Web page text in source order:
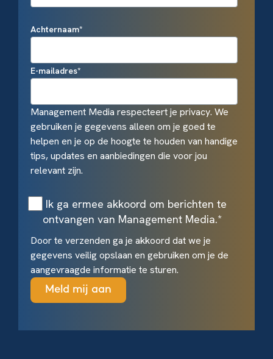
Achternaam*
E-mailadres*
Management Media respecteert je privacy. We
gebruiken je gegevens alleen om je goed te
helpen en je op de hoogte te houden van handige
tips, updates en aanbiedingen die voor jou
relevant zijn.
Ik ga ermee akkoord om berichten te
ontvangen van Management Media.*
Door te verzenden ga je akkoord dat we je
gegevens veilig opslaan en gebruiken om je de
aangevraagde informatie te sturen.